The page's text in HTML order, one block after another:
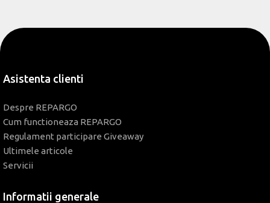
Asistenta clienti
Despre REPARGO
Cum functioneaza REPARGO
Regulament participare Giveaway
Ultimele articole
Servicii
Informatii generale